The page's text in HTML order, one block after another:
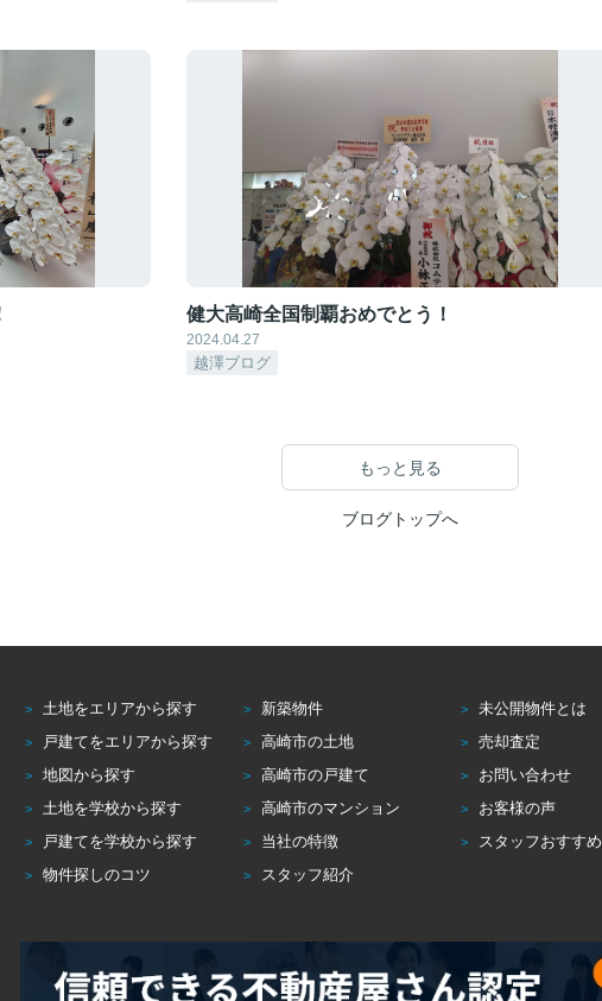
健大高崎全国制覇おめでとう！
2024.04.27
越澤ブログ
もっと見る
ブログトップへ
土地をエリアから探す 新築物件
未公開物件とは
戸建てをエリアから探す 高崎市の土地
売却査定
地図から探す 高崎市の戸建て
お問い合わせ
土地を学校から探す 高崎市のマンション
お客様の声
戸建てを学校から探す 当社の特徴
スタッフおすすめ
物件探しのコツ スタッフ紹介